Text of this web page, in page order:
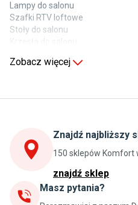
Lampy do salonu
Szafki RTV loftowe
Stoły do salonu
Stoły do kuchni
Szafki kuchenne wiszące (górne)
Szafki pod zlewozmywak
Blaty kuchenne laminowane
Jadalnia
Zobacz więcej
Znajdź najbliższy
150 sklepów Komfort
znajdź sklep
Masz pytania?